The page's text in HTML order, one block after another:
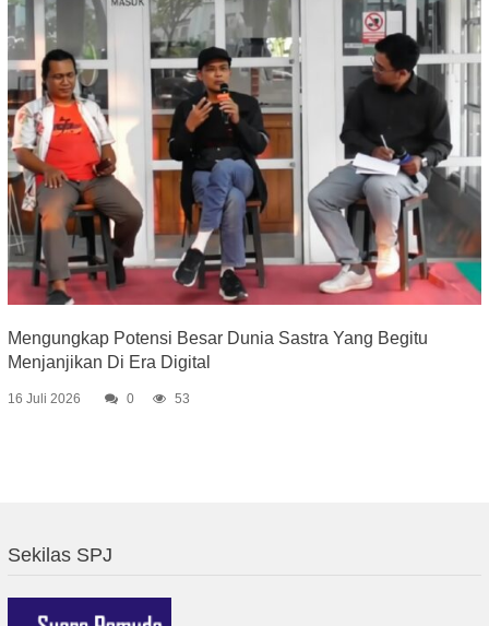
Mengungkap Potensi Besar Dunia Sastra Yang Begitu
Menjanjikan Di Era Digital
16 Juli 2026 0 53
Sekilas SPJ